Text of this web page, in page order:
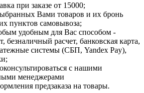
при заказе от 15000;
Вами товаров и их бронь
пунктов самовывоза;
удобным для Вас способом -
безналичный расчет, банковская карта,
системы (СБП, Yandex Pay),
с нашими
менеджерами
предзаказа на товары.